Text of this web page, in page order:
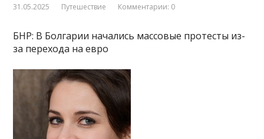
31.05.2025 Путешествие Комментарии: 0
БНР: В Болгарии начались массовые протесты из-
за перехода на евро